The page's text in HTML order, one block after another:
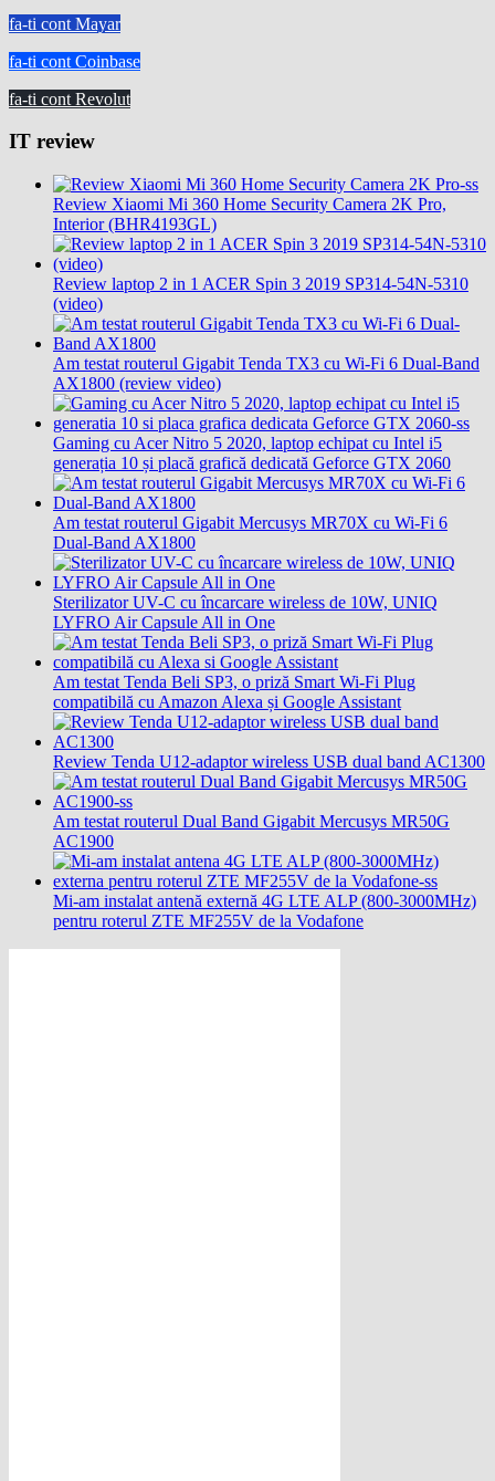
fa-ti cont Mayar
fa-ti cont Coinbase
fa-ti cont Revolut
IT review
Review Xiaomi Mi 360 Home Security Camera 2K Pro,
Interior (BHR4193GL)
Review laptop 2 in 1 ACER Spin 3 2019 SP314-54N-5310
(video)
Am testat routerul Gigabit Tenda TX3 cu Wi-Fi 6 Dual-Band
AX1800 (review video)
Gaming cu Acer Nitro 5 2020, laptop echipat cu Intel i5
generația 10 și placă grafică dedicată Geforce GTX 2060
Am testat routerul Gigabit Mercusys MR70X cu Wi-Fi 6
Dual-Band AX1800
Sterilizator UV-C cu încarcare wireless de 10W, UNIQ
LYFRO Air Capsule All in One
Am testat Tenda Beli SP3, o priză Smart Wi-Fi Plug
compatibilă cu Amazon Alexa și Google Assistant
Review Tenda U12-adaptor wireless USB dual band AC1300
Am testat routerul Dual Band Gigabit Mercusys MR50G
AC1900
Mi-am instalat antenă externă 4G LTE ALP (800-3000MHz)
pentru roterul ZTE MF255V de la Vodafone